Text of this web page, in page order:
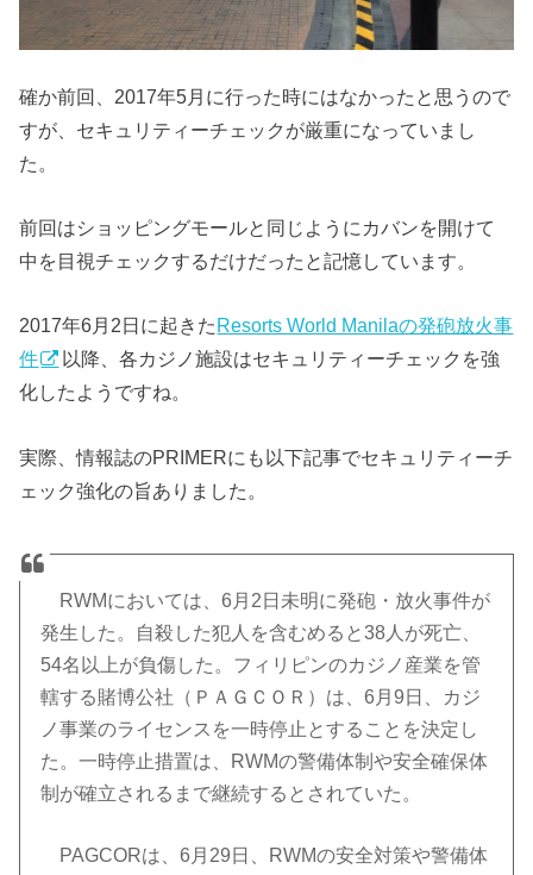
確か前回、2017年5月に行った時にはなかったと思うので
すが、セキュリティーチェックが厳重になっていまし
た。
前回はショッピングモールと同じようにカバンを開けて
中を目視チェックするだけだったと記憶しています。
2017年6月2日に起きた Resorts World Manilaの発砲放火事
件
以降、各カジノ施設はセキュリティーチェックを強
化したようですね。
実際、情報誌のPRIMERにも以下記事でセキュリティーチ
ェック強化の旨ありました。
RWMにおいては、6月2日未明に発砲・放火事件が
発生した。
自殺した犯人を含むめると38人が死亡、
54名以上が負傷した。 フィリピンのカジノ産業を管
轄する賭博公社（ＰＡＧＣＯＲ）は、6月9日、
カジ
ノ事業のライセンスを一時停止とすることを決定し
た。一時停止措置は、
RWMの警備体制や安全確保体
制が確立されるまで継続するとされていた。
PAGCORは、6月29日、
RWMの安全対策や警備体